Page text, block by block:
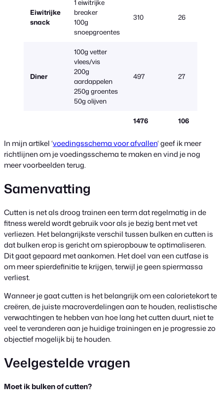
Eiwitrijke
snack
1 eiwitrijke
breaker
100g
snoepgroentes
310 26
Diner
100g vetter
vlees/vis
200g
aardappelen
250g groentes
50g olijven
497 27
1476 106
In mijn artikel ‘voedingsschema voor afvallen‘ geef ik meer
richtlijnen om je voedingsschema te maken en vind je nog
meer voorbeelden terug.
Samenvatting
Cutten is net als droog trainen een term dat regelmatig in de
fitness wereld wordt gebruik voor als je bezig bent met vet
verliezen. Het belangrijkste verschil tussen bulken en cutten is
dat bulken erop is gericht om spieropbouw te optimaliseren.
Dit gaat gepaard met aankomen. Het doel van een cutfase is
om meer spierdefinitie te krijgen, terwijl je geen spiermassa
verliest.
Wanneer je gaat cutten is het belangrijk om een calorietekort te
creëren, de juiste macroverdelingen aan te houden, realistische
verwachtingen te hebben van hoe lang het cutten duurt, niet te
veel te veranderen aan je huidige trainingen en je progressie zo
objectief mogelijk bij te houden.
Veelgestelde vragen
Moet ik bulken of cutten?